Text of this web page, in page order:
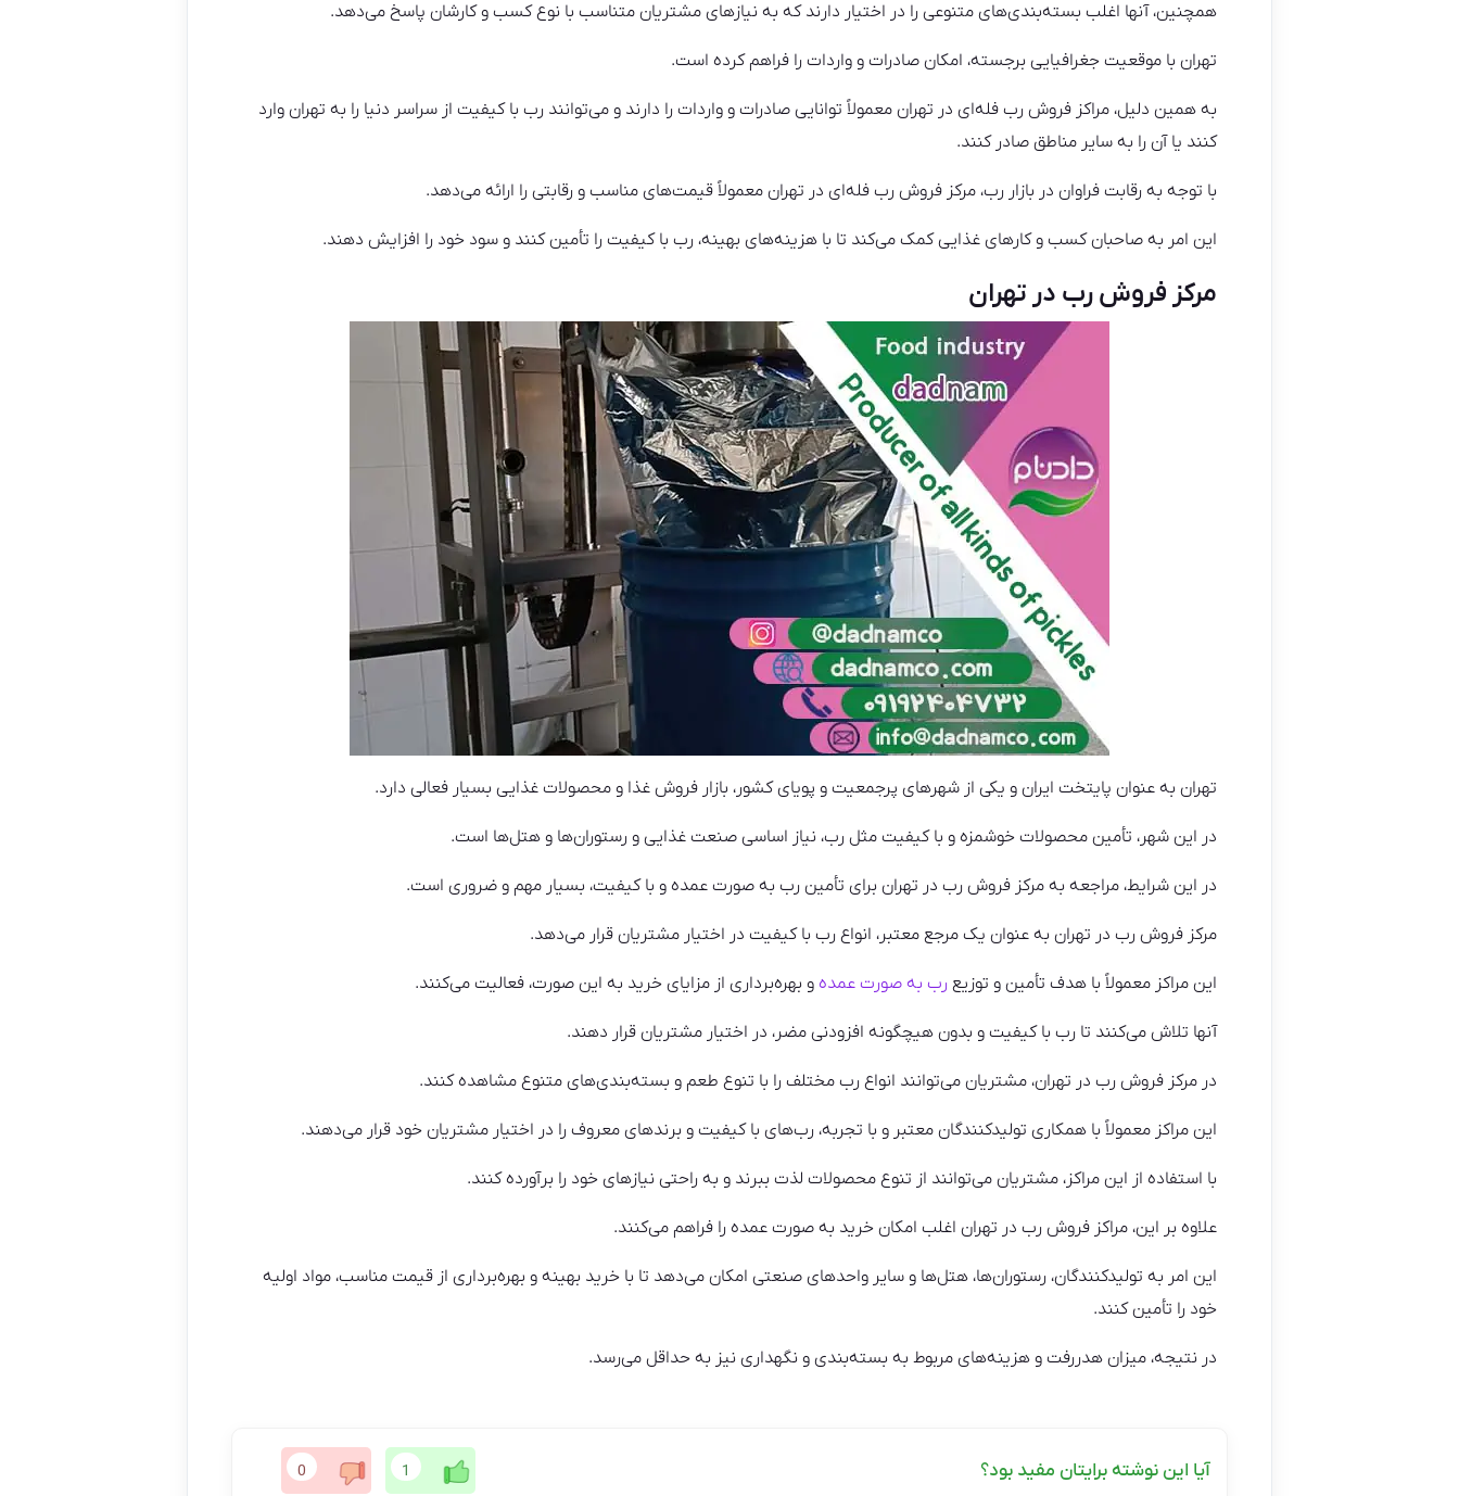
همچنین، آنها اغلب بسته‌بندی‌های متنوعی را در اختیار دارند که به نیازهای مشتریان متناسب با نوع کسب و کارشان پاسخ می‌دهد.
تهران با موقعیت جغرافیایی برجسته، امکان صادرات و واردات را فراهم کرده است.
به همین دلیل، مراکز فروش رب فله‌ای در تهران معمولاً توانایی صادرات و واردات را دارند و می‌توانند رب با کیفیت از سراسر دنیا را به تهران وارد
کنند یا آن را به سایر مناطق صادر کنند.
با توجه به رقابت فراوان در بازار رب، مرکز فروش رب فله‌ای در تهران معمولاً قیمت‌های مناسب و رقابتی را ارائه می‌دهد.
این امر به صاحبان کسب و کارهای غذایی کمک می‌کند تا با هزینه‌های بهینه، رب با کیفیت را تأمین کنند و سود خود را افزایش دهند.
مرکز فروش رب در تهران
تهران به عنوان پایتخت ایران و یکی از شهرهای پرجمعیت و پویای کشور، بازار فروش غذا و محصولات غذایی بسیار فعالی دارد.
در این شهر، تأمین محصولات خوشمزه و با کیفیت مثل رب، نیاز اساسی صنعت غذایی و رستوران‌ها و هتل‌ها است.
در این شرایط، مراجعه به مرکز فروش رب در تهران برای تأمین رب به صورت عمده و با کیفیت، بسیار مهم و ضروری است.
مرکز فروش رب در تهران به عنوان یک مرجع معتبر، انواع رب با کیفیت در اختیار مشتریان قرار می‌دهد.
این مراکز معمولاً با هدف تأمین و توزیع رب به صورت عمده و بهره‌برداری از مزایای خرید به این صورت، فعالیت می‌کنند.
آنها تلاش می‌کنند تا رب با کیفیت و بدون هیچگونه افزودنی مضر، در اختیار مشتریان قرار دهند.
در مرکز فروش رب در تهران، مشتریان می‌توانند انواع رب مختلف را با تنوع طعم و بسته‌بندی‌های متنوع مشاهده کنند.
این مراکز معمولاً با همکاری تولیدکنندگان معتبر و با تجربه، رب‌های با کیفیت و برندهای معروف را در اختیار مشتریان خود قرار می‌دهند.
با استفاده از این مراکز، مشتریان می‌توانند از تنوع محصولات لذت ببرند و به راحتی نیازهای خود را برآورده کنند.
علاوه بر این، مراکز فروش رب در تهران اغلب امکان خرید به صورت عمده را فراهم می‌کنند.
این امر به تولیدکنندگان، رستوران‌ها، هتل‌ها و سایر واحدهای صنعتی امکان می‌دهد تا با خرید بهینه و بهره‌برداری از قیمت مناسب، مواد اولیه
خود را تأمین کنند.
در نتیجه، میزان هدررفت و هزینه‌های مربوط به بسته‌بندی و نگهداری نیز به حداقل می‌رسد.
آیا این نوشته برایتان مفید بود؟ 1
0